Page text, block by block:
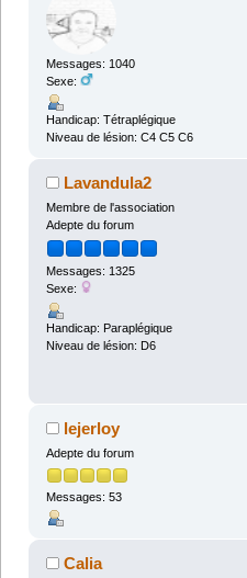
Messages: 1040
Sexe:
Handicap: Tétraplégique
Niveau de lésion: C4 C5 C6
Lavandula2
Membre de l'association
Adepte du forum
Messages: 1325
Sexe:
Handicap: Paraplégique
Niveau de lésion: D6
lejerloy
Adepte du forum
Messages: 53
Calia